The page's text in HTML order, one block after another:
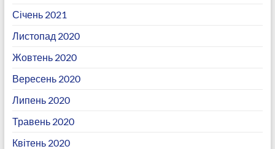
Січень 2021
Листопад 2020
Жовтень 2020
Вересень 2020
Липень 2020
Травень 2020
Квітень 2020